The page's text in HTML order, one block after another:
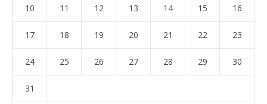
10 11 12 13 14 15 16
17 18 19 20 21 22 23
24 25 26 27 28 29 30
31